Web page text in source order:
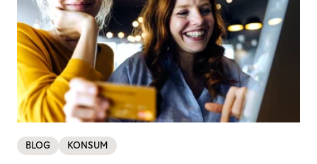
BLOG KONSUM